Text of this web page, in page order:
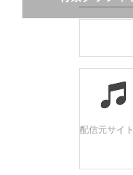
配信元サイト